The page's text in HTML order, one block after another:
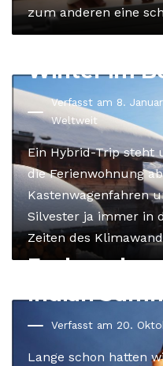
zum anderen eine
Winter im
Verfasst am 8.
Weltweit
Ein Hybrid-Trip steht
die Ferienwohnung
Kastenwagenfahren
Silvester ja immer in
Zeiten des
Indian
Verfasst am 20.
Lange schon hatten